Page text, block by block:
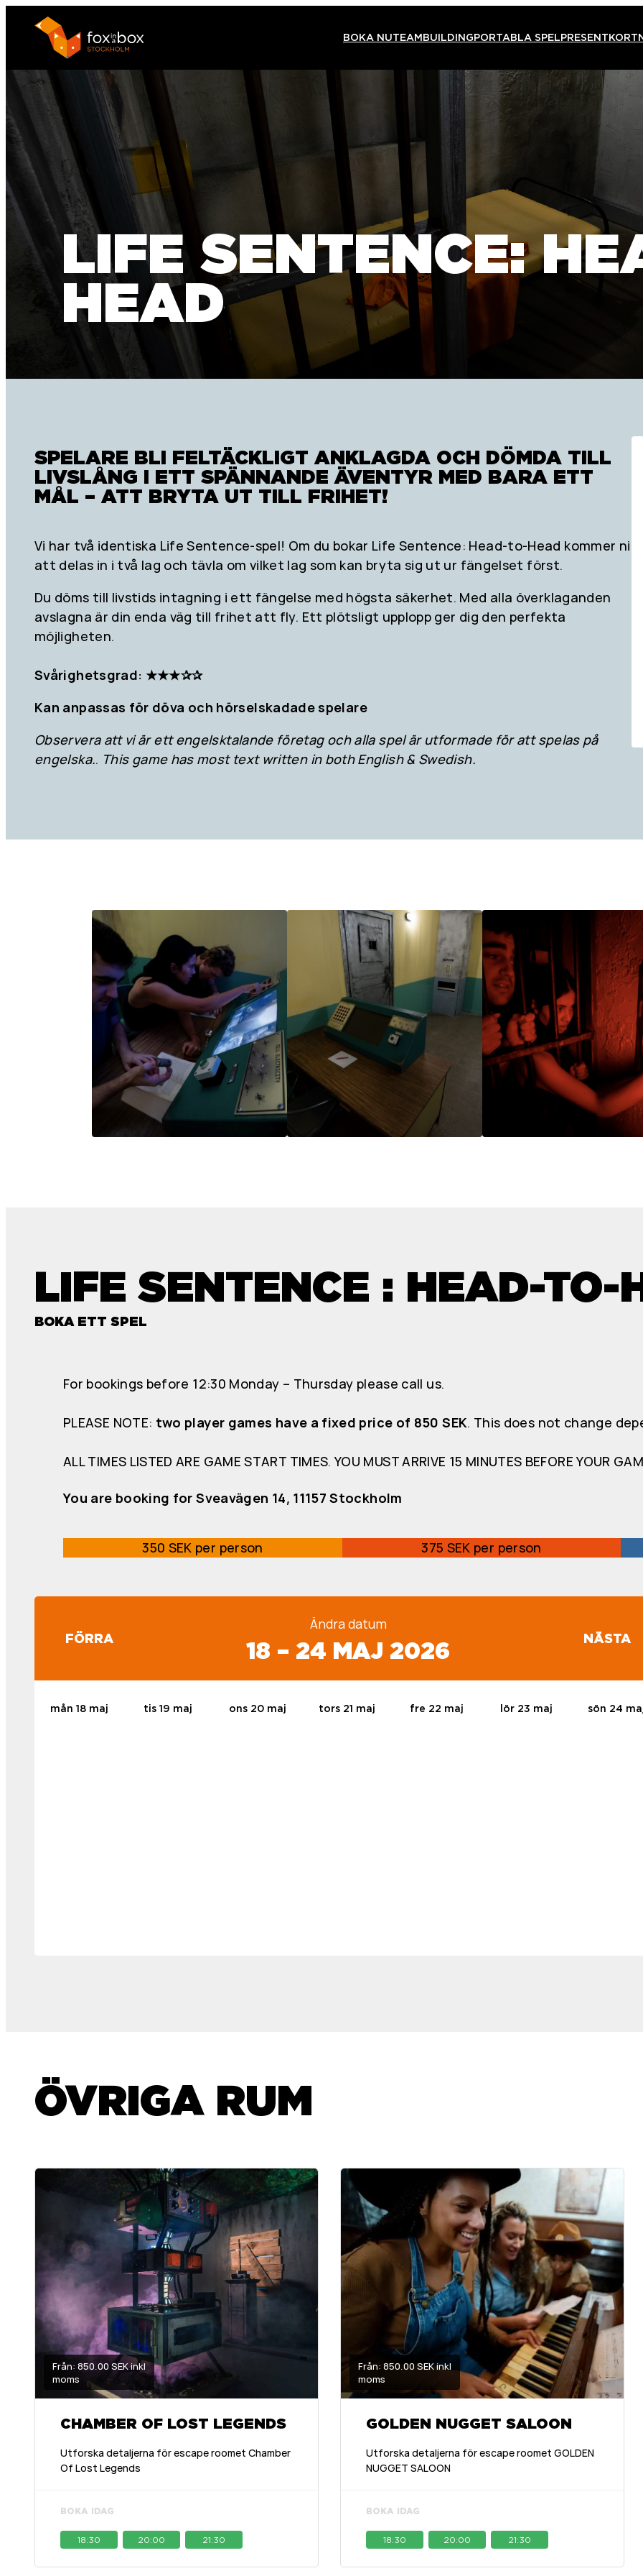
BOKA NUTEAMBUILDINGPORTABLA SPELPRESENTKORT
LIFE SENTENCE:
HEAD
SPELARE BLI FELTÄCKLIGT ANKLAGDA OCH DÖMDA TILL
LIVSLÅNG I ETT SPÄNNANDE ÄVENTYR MED BARA ETT
MÅL – ATT BRYTA UT TILL FRIHET!
Vi har två identiska Life Sentence-spel! Om du bokar Life Sentence: Head-to-Head kommer ni
att delas in i två lag och tävla om vilket lag som kan bryta sig ut ur fängelset först.
Du döms till livstids intagning i ett fängelse med högsta säkerhet. Med alla överklaganden
avslagna är din enda väg till frihet att fly. Ett plötsligt upplopp ger dig den perfekta
möjligheten.
Svårighetsgrad: ★★★✰✰
Kan anpassas för döva och hörselskadade spelare
Observera att vi är ett engelsktalande företag och alla spel är utformade för att spelas på
engelska.. This game has most text written in both English & Swedish.
LIFE SENTENCE : HEAD-TO-
BOKA ETT SPEL
For bookings before 12:30 Monday – Thursday please call us.
PLEASE NOTE: two player games have a fixed price of 850 SEK. This does not change
ALL TIMES LISTED ARE GAME START TIMES. YOU MUST ARRIVE 15 MINUTES BEFORE YOUR
You are booking for Sveavägen 14, 11157 Stockholm
350 SEK per person 375 SEK per person
FÖRRA
Ändra datum
18 – 24 MAJ 2026 NÄSTA
mån 18 maj tis 19 maj ons 20 maj tors 21 maj fre 22 maj lör 23 maj sön 24
ÖVRIGA RUM
Från: 850.00 SEK inkl
moms
CHAMBER OF LOST LEGENDS
Utforska detaljerna för escape roomet Chamber
Of Lost Legends
BOKA IDAG
18:30 20:00 21:30
Från: 850.00 SEK inkl
moms
GOLDEN NUGGET SALOON
Utforska detaljerna för escape roomet GOLDEN
NUGGET SALOON
BOKA IDAG
18:30 20:00 21:30